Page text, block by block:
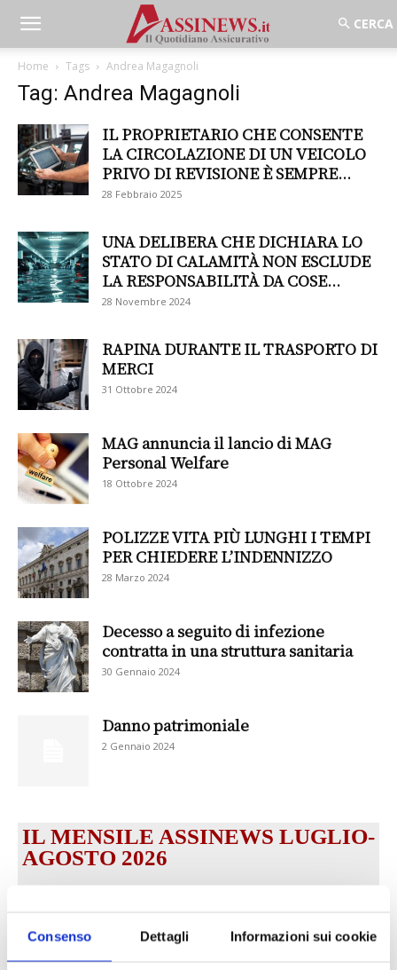
Consenso Dettagli Informazioni sui cookie
Home Tags Andrea Magagnoli
Tag: Andrea Magagnoli
IL PROPRIETARIO CHE CONSENTE
LA CIRCOLAZIONE DI UN VEICOLO
PRIVO DI REVISIONE È SEMPRE...
28 Febbraio 2025
UNA DELIBERA CHE DICHIARA LO
STATO DI CALAMITÀ NON ESCLUDE
LA RESPONSABILITÀ DA COSE...
28 Novembre 2024
RAPINA DURANTE IL TRASPORTO DI
MERCI
31 Ottobre 2024
MAG annuncia il lancio di MAG
Personal Welfare
18 Ottobre 2024
POLIZZE VITA PIÙ LUNGHI I TEMPI
PER CHIEDERE L’INDENNIZZO
28 Marzo 2024
Decesso a seguito di infezione
contratta in una struttura sanitaria
30 Gennaio 2024
Danno patrimoniale
2 Gennaio 2024
IL MENSILE ASSINEWS LUGLIO-
AGOSTO 2026